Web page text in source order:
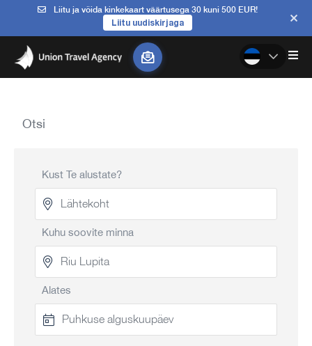
Liitu ja võida kinkekaart väärtusega 30 kuni 500 EUR!
Liitu uudiskirjaga
Otsi
Kust Te alustate?
Kuhu soovite minna
Alates